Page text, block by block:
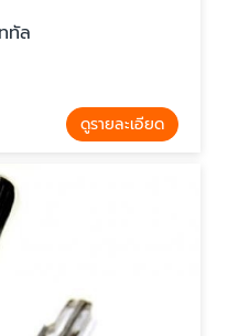
ทัล
ดูรายละเอียด